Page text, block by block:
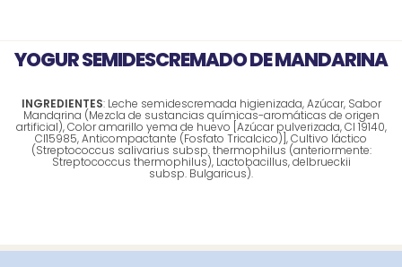
YOGUR SEMIDESCREMADO DE MANDARINA
INGREDIENTES: Leche semidescremada higienizada, Azúcar, Sabor
Mandarina (Mezcla de sustancias químicas-aromáticas de origen
artificial), Color amarillo yema de huevo [Azúcar pulverizada, Cl 19140,
Cl15985, Anticompactante (Fosfato Tricalcico)], Cultivo láctico
(Streptococcus salivarius subsp. thermophilus (anteriormente:
Streptococcus thermophilus), Lactobacillus, delbrueckii
subsp. Bulgaricus).